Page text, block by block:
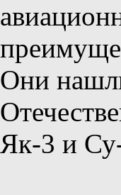
Они
Як-3 и